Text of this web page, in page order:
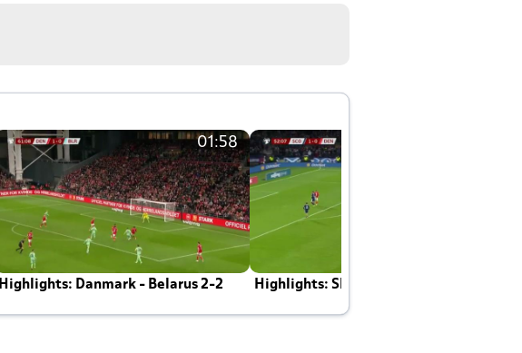
01:58
Highlights: Danmark - Belarus 2-2 Highlights: Skotland - Danmark 4-2